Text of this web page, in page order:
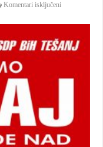
Komentari isključeni
Dan
pobjede
nad